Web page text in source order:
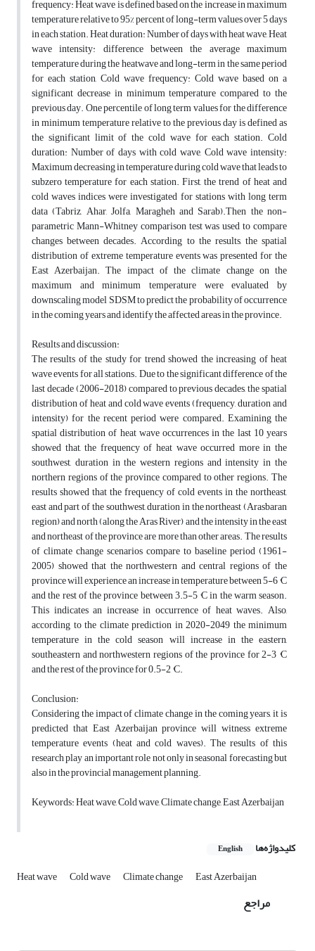
frequency: Heat wave is defined based on the increase in maximum
temperature relative to 95% percent of long-term values over 5 days
in each station. Heat duration: Number of days with heat wave, Heat
wave intensity: difference between the average maximum
temperature during the heatwave and long-term in the same period
for each station, Cold wave frequency: Cold wave based on a
significant decrease in minimum temperature compared to the
previous day. One percentile of long term values for the difference
in minimum temperature relative to the previous day is defined as
the significant limit of the cold wave for each station. Cold
duration: Number of days with cold wave, Cold wave intensity:
Maximum decreasing in temperature during cold wave that leads to
subzero temperature for each station. First, the trend of heat and
cold waves indices were investigated for stations with long term
data (Tabriz, Ahar, Jolfa, Maragheh and Sarab).Then the non-
parametric Mann-Whitney comparison test was used to compare
changes between decades. According to the results, the spatial
distribution of extreme temperature events was presented for the
East Azerbaijan. The impact of the climate change on the
maximum and minimum temperature were evaluated by
downscaling model SDSM to predict the probability of occurrence
in the coming years and identify the affected areas in the province.
Results and discussion:
The results of the study for trend showed the increasing of heat
wave events for all stations. Due to the significant difference of the
last decade (2006-2018) compared to previous decades, the spatial
distribution of heat and cold wave events (frequency, duration and
intensity) for the recent period were compared. Examining the
spatial distribution of heat wave occurrences in the last 10 years
showed that, the frequency of heat wave occurred more in the
southwest, duration in the western regions and intensity in the
northern regions of the province compared to other regions. The
results showed that the frequency of cold events in the northeast,
east and part of the southwest, duration in the northeast (Arasbaran
region) and north (along the Aras River) and the intensity in the east
and northeast of the province are more than other areas. The results
of climate change scenarios compare to baseline period (1961-
2005) showed that the northwestern and central regions of the
province will experience an increase in temperature between 5-6 °C
and the rest of the province between 3.5-5 °C in the warm season.
This indicates an increase in occurrence of heat waves. Also,
according to the climate prediction in 2020-2049 the minimum
temperature in the cold season will increase in the eastern,
southeastern and northwestern regions of the province for 2-3 °C
and the rest of the province for 0.5-2 °C.
Conclusion:
Considering the impact of climate change in the coming years, it is
predicted that East Azerbaijan province will witness extreme
temperature events (heat and cold waves). The results of this
research play an important role not only in seasonal forecasting but
also in the provincial management planning.
Keywords: Heat wave, Cold wave, Climate change, East Azerbaijan
کلیدواژه‌ها English
Heat wave Cold wave Climate change East Azerbaijan
مراجع